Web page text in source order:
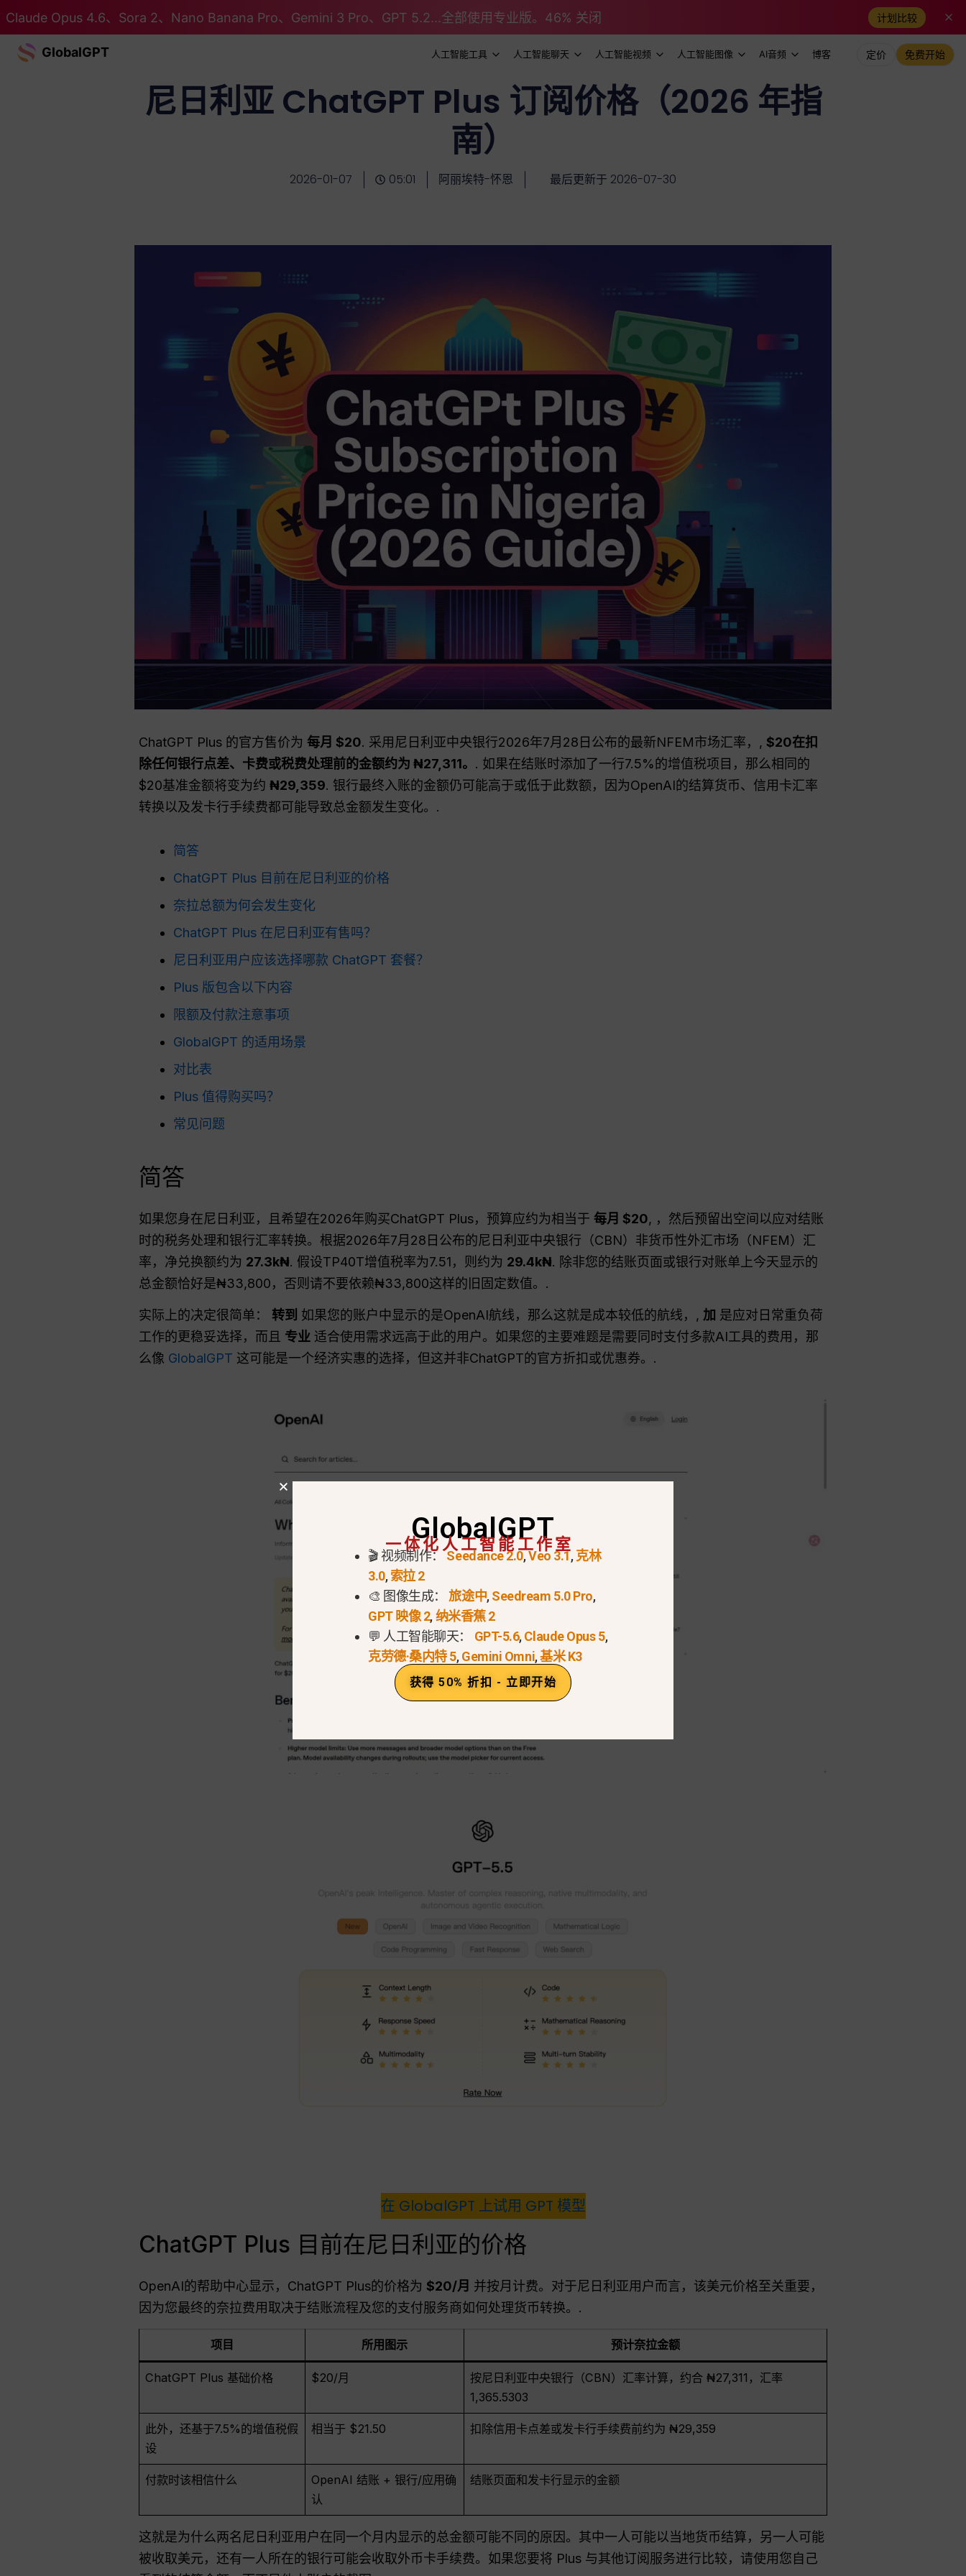
Claude Opus 4.6、Sora 2、Nano Banana Pro、Gemini 3 Pro、GPT 5.2...全部使用专业版。46% 关闭 计划比较
GlobalGPT 人工智能工具 人工智能聊天 人工智能视频 人工智能图像 AI音频 博客 定价 免费开始
尼日利亚 ChatGPT Plus 订阅价格（2026 年指
南）
2026-01-07 05:01 阿丽埃特-怀恩 最后更新于 2026-07-30
ChatGPT Plus 的官方售价为 每月 $20. 采用尼日利亚中央银行2026年7月28日公布的最新NFEM市场汇率，, $20在扣
除任何银行点差、卡费或税费处理前的金额约为 ₦27,311。 . 如果在结账时添加了一行7.5%的增值税项目，那么相同的
$20基准金额将变为约 ₦29,359. 银行最终入账的金额仍可能高于或低于此数额，因为OpenAI的结算货币、信用卡汇率
转换以及发卡行手续费都可能导致总金额发生变化。.
简答
ChatGPT Plus 目前在尼日利亚的价格
奈拉总额为何会发生变化
ChatGPT Plus 在尼日利亚有售吗？
尼日利亚用户应该选择哪款 ChatGPT 套餐？
Plus 版包含以下内容
限额及付款注意事项
GlobalGPT 的适用场景
对比表
Plus 值得购买吗？
常见问题
简答
如果您身在尼日利亚，且希望在2026年购买ChatGPT Plus，预算应约为相当于 每月 $20, ，然后预留出空间以应对结账
时的税务处理和银行汇率转换。根据2026年7月28日公布的尼日利亚中央银行（CBN）非货币性外汇市场（NFEM）汇
率，净兑换额约为 27.3k₦. 假设TP40T增值税率为7.51，则约为 29.4k₦. 除非您的结账页面或银行对账单上今天显示的
总金额恰好是₦33,800，否则请不要依赖₦33,800这样的旧固定数值。.
实际上的决定很简单： 转到 如果您的账户中显示的是OpenAI航线，那么这就是成本较低的航线，, 加 是应对日常重负荷
工作的更稳妥选择，而且 专业 适合使用需求远高于此的用户。如果您的主要难题是需要同时支付多款AI工具的费用，那
么像 GlobalGPT 这可能是一个经济实惠的选择，但这并非ChatGPT的官方折扣或优惠券。.
在 GlobalGPT 上试用 GPT 模型
ChatGPT Plus 目前在尼日利亚的价格
OpenAI的帮助中心显示，ChatGPT Plus的价格为 $20/月 并按月计费。对于尼日利亚用户而言，该美元价格至关重要，
因为您最终的奈拉费用取决于结账流程及您的支付服务商如何处理货币转换。.
项目 所用图示 预计奈拉金额
ChatGPT Plus 基础价格 $20/月
按尼日利亚中央银行（CBN）汇率计算，约合 ₦27,311，汇率
1,365.5303
此外，还基于7.5%的增值税假
设
相当于 $21.50 扣除信用卡点差或发卡行手续费前约为 ₦29,359
付款时该相信什么
OpenAI 结账 + 银行/应用确
认
结账页面和发卡行显示的金额
这就是为什么两名尼日利亚用户在同一个月内显示的总金额可能不同的原因。其中一人可能以当地货币结算，另一人可能
被收取美元，还有一人所在的银行可能会收取外币卡手续费。如果您要将 Plus 与其他订阅服务进行比较，请使用您自己
GlobalGPT
一体化人工智能工作室
🎬 视频制作：Seedance 2.0,Veo 3.1,克林
3.0,索拉 2
🎨 图像生成： 旅途中,Seedream 5.0 Pro,
GPT 映像 2,纳米香蕉 2
💬 人工智能聊天： GPT-5.6,Claude Opus 5,
克劳德·桑内特 5,Gemini Omni,基米 K3
获得 50% 折扣 - 立即开始